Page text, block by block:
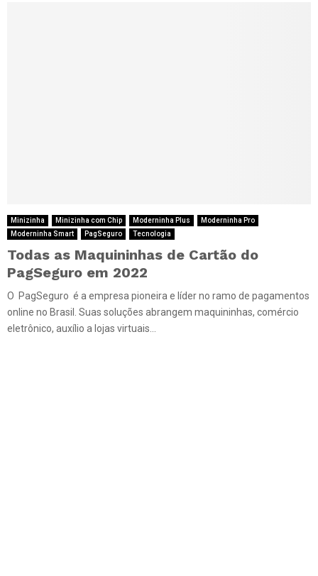
Minizinha Minizinha com Chip Moderninha Plus
Moderninha Pro
Moderninha Smart
PagSeguro Tecnologia
Todas as Maquininhas de Cartão do
PagSeguro em 2022
O PagSeguro é a empresa pioneira e líder no ramo de pagamentos
online no Brasil. Suas soluções abrangem maquininhas, comércio
eletrônico, auxílio a lojas virtuais...